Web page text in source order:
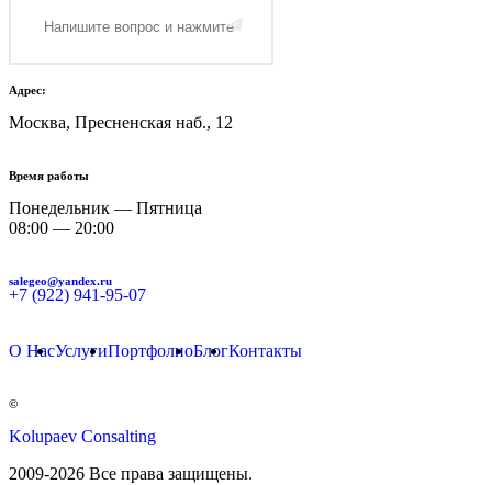
Адрес:
Москва, Пресненская наб., 12
Время работы
Понедельник — Пятница
08:00 — 20:00
salegeo@yandex.ru
+7 (922) 941-95-07
О НасУслугиПортфолиоБлогКонтакты
©
Kolupaev Consalting
2009-2026 Все права защищены.